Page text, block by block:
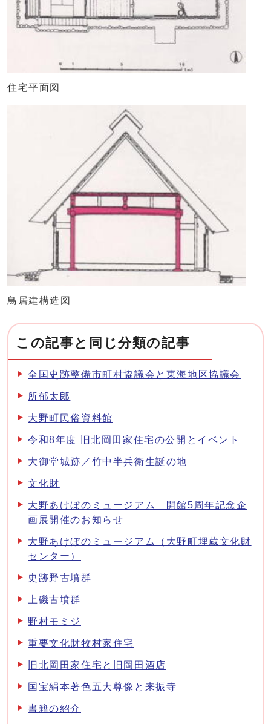
住宅平面図
鳥居建構造図
この記事と同じ分類の記事
全国史跡整備市町村協議会と東海地区協議会
所郁太郎
大野町民俗資料館
令和8年度 旧北岡田家住宅の公開とイベント
大御堂城跡／竹中半兵衛生誕の地
文化財
大野あけぼのミュージアム 開館5周年記念企
画展開催のお知らせ
大野あけぼのミュージアム（大野町埋蔵文化財
センター）
史跡野古墳群
上磯古墳群
野村モミジ
重要文化財牧村家住宅
旧北岡田家住宅と旧岡田酒店
国宝絹本著色五大尊像と来振寺
書籍の紹介